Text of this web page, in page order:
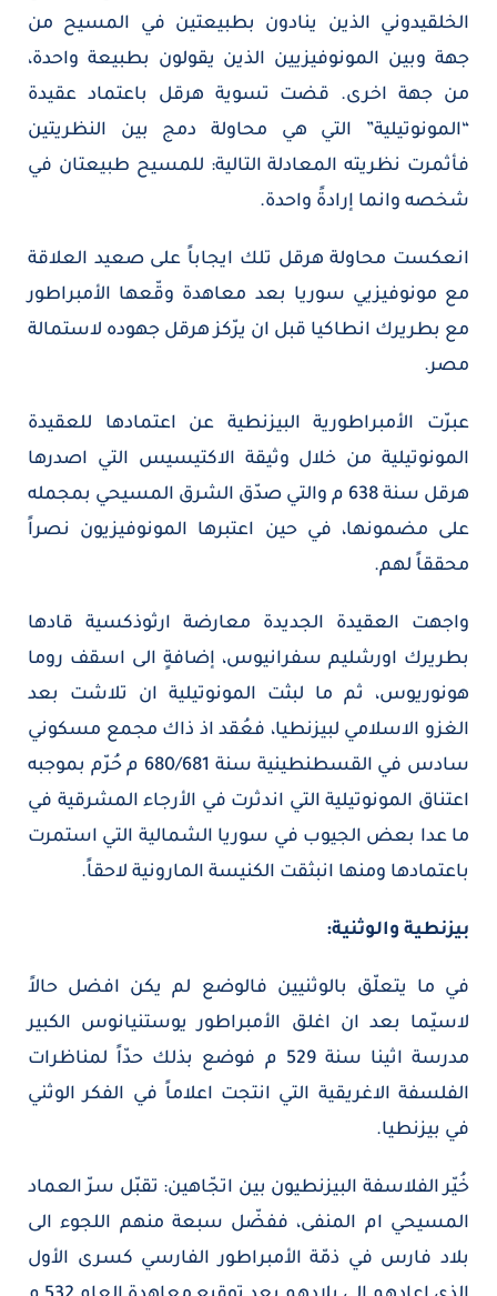
الخلقيدوني الذين ينادون بطبيعتين في المسيح من
جهة وبين المونوفيزيين الذين يقولون بطبيعة واحدة،
من جهة اخرى. قضت تسوية هرقل باعتماد عقيدة
“المونوتيلية” التي هي محاولة دمج بين النظريتين
فأثمرت نظريته المعادلة التالية: للمسيح طبيعتان في
شخصه وانما إرادةً واحدة.
انعكست محاولة هرقل تلك ايجاباً على صعيد العلاقة
مع مونوفيزيي سوريا بعد معاهدة وقّعها الأمبراطور
مع بطريرك انطاكيا قبل ان يرّكز هرقل جهوده لاستمالة
مصر.
عبرّت الأمبراطورية البيزنطية عن اعتمادها للعقيدة
المونوتيلية من خلال وثيقة الاكتيسيس التي اصدرها
هرقل سنة 638 م والتي صدّق الشرق المسيحي بمجمله
على مضمونها، في حين اعتبرها المونوفيزيون نصراً
محققاً لهم.
واجهت العقيدة الجديدة معارضة ارثوذكسية قادها
بطريرك اورشليم سفرانيوس، إضافةٍ الى اسقف روما
هونوريوس، ثم ما لبثت المونوتيلية ان تلاشت بعد
الغزو الاسلامي لبيزنطيا، فعُقد اذ ذاك مجمع مسكوني
سادس في القسطنطينية سنة 680/681 م حُرّم بموجبه
اعتناق المونوتيلية التي اندثرت في الأرجاء المشرقية في
ما عدا بعض الجيوب في سوريا الشمالية التي استمرت
باعتمادها ومنها انبثقت الكنيسة المارونية لاحقاً.
بيزنطية والوثنية:
في ما يتعلّق بالوثنيين فالوضع لم يكن افضل حالاً
لاسيّما بعد ان اغلق الأمبراطور يوستنيانوس الكبير
مدرسة اثينا سنة 529 م فوضع بذلك حدّاً لمناظرات
الفلسفة الاغريقية التي انتجت اعلاماً في الفكر الوثني
في بيزنطيا.
خُيّر الفلاسفة البيزنطيون بين اتجّاهين: تقبّل سرّ العماد
المسيحي ام المنفى، ففضّل سبعة منهم اللجوء الى
بلاد فارس في ذمّة الأمبراطور الفارسي كسرى الأول